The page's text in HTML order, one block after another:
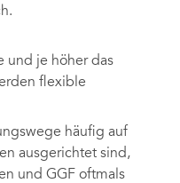
und je höher das
flexible
häufig auf
ausgerichtet sind,
und GGF oftmals